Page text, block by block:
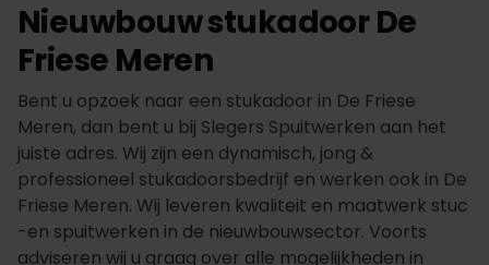
Nieuwbouw stukadoor De
Friese Meren
Bent u opzoek naar een stukadoor in De Friese
Meren, dan bent u bij Slegers Spuitwerken aan het
juiste adres. Wij zijn een dynamisch, jong &
professioneel stukadoorsbedrijf en werken ook in De
Friese Meren. Wij leveren kwaliteit en maatwerk stuc
-en spuitwerken in de nieuwbouwsector. Voorts
adviseren wij u graag over alle mogelijkheden in